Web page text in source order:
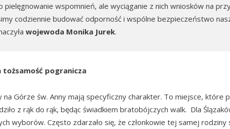
pielęgnowanie wspomnień, ale wyciąganie z nich wniosków na
codziennie budować odporność i wspólne bezpieczeństwo
wojewoda Monika Jurek.
tożsamość pogranicza
na Górze św. Anny mają specyficzny charakter. To miejsce, które
z rąk do rąk, będąc świadkiem bratobójczych walk. Dla
wyborów. Często zdarzało się, że członkowie tej samej rodziny